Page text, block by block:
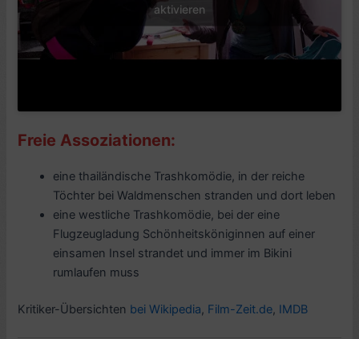
aktivieren
Freie Assoziationen:
eine thailändische Trashkomödie, in der reiche
Töchter bei Waldmenschen stranden und dort leben
eine westliche Trashkomödie, bei der eine
Flugzeugladung Schönheitsköniginnen auf einer
einsamen Insel strandet und immer im Bikini
rumlaufen muss
Kritiker-Übersichten bei Wikipedia, Film-Zeit.de, IMDB